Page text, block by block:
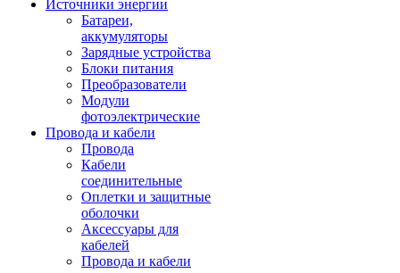
Источники энергии
Батареи,
аккумуляторы
Зарядные устройства
Блоки питания
Преобразователи
Модули
фотоэлектрические
Провода и кабели
Провода
Кабели
соединительные
Оплетки и защитные
оболочки
Аксессуары для
кабелей
Провода и кабели